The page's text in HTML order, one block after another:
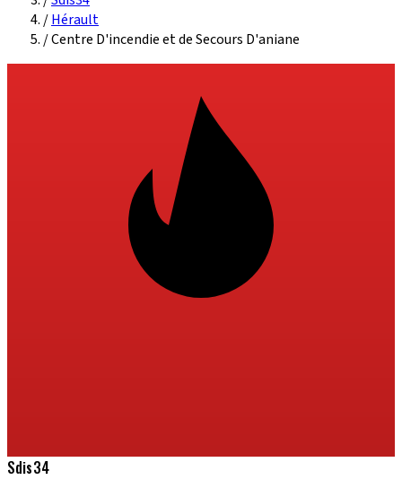
/Hérault
/Centre D'incendie et de Secours D'aniane
Sdis34